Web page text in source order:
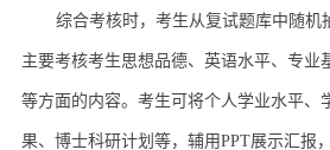
综合考核时，考生从复试题库中随机
主要考核考生思想品德、英语水平、专业
等方面的内容。考生可将个人学业水平、
果、博士科研计划等，辅用PPT展示汇报